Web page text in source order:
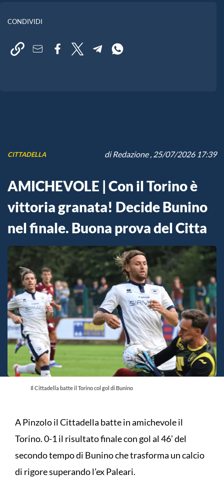
CONDIVIDI
CITTADELLA diRedazione, 25/07/2026 17:39
AMICHEVOLE | Con il Torino è
vittoria granata! Decide Bunino
nel finale. Buona prova del Citta
Il Cittadella batte il Torino col gol di Bunino
A Pinzolo il Cittadella batte in amichevole il
Torino. 0-1 il risultato finale con gol al 46’ del
secondo tempo di Bunino che trasforma un calcio
di rigore superando l’ex Paleari.